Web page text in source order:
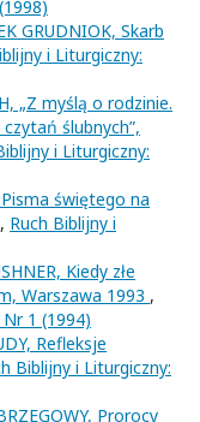
GRUDNIOK, Skarb
i Liturgiczny:
„Z myślą o rodzinie.
ślubnych”,
i Liturgiczny:
świętego na
, Ruch Biblijny i
Kiedy złe
Warszawa 1993 ,
1 (1994)
Refleksje
Biblijny i Liturgiczny:
Prorocy